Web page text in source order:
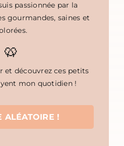
passionnée par la
gourmandes, saines et
🥨
et découvrez ces petits
mon quotidien !
ALÉATOIRE !